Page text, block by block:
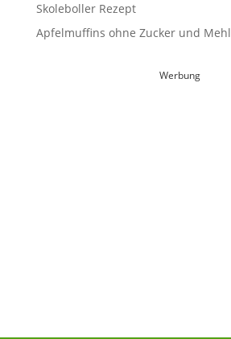
Skoleboller Rezept
Apfelmuffins ohne Zucker und Mehl
Werbung